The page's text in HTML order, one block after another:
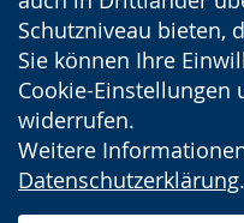
Schutzniveau bieten,
Sie können Ihre
Cookie-Einstellungen
widerrufen.
Weitere
Datenschutzerklärung.